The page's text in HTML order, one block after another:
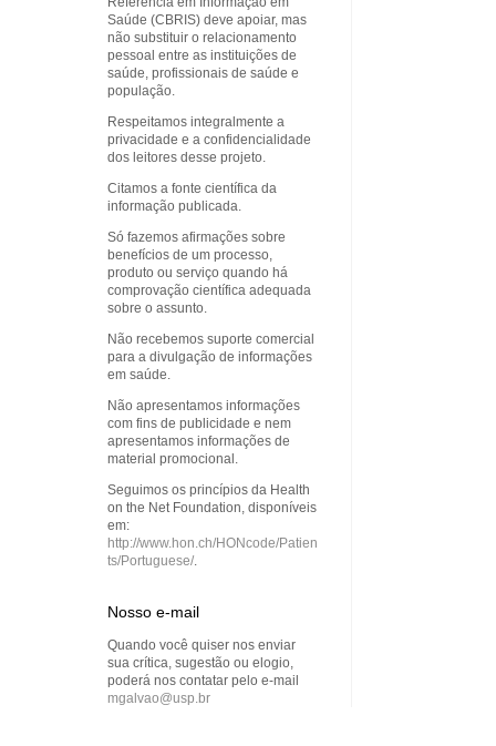
Saúde (CBRIS) deve apoiar, mas
não substituir o relacionamento
pessoal entre as instituições de
saúde, profissionais de saúde e
população.
Respeitamos integralmente a
privacidade e a confidencialidade
dos leitores desse projeto.
Citamos a fonte científica da
informação publicada.
Só fazemos afirmações sobre
benefícios de um processo,
produto ou serviço quando há
comprovação científica adequada
sobre o assunto.
Não recebemos suporte comercial
para a divulgação de informações
em saúde.
Não apresentamos informações
com fins de publicidade e nem
apresentamos informações de
material promocional.
Seguimos os princípios da Health
on the Net Foundation, disponíveis
em:
http://www.hon.ch/HONcode/Patien
ts/Portuguese/.
Nosso e-mail
Quando você quiser nos enviar
sua crítica, sugestão ou elogio,
poderá nos contatar pelo e-mail
mgalvao@usp.br